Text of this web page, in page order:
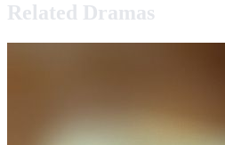
Related Dramas